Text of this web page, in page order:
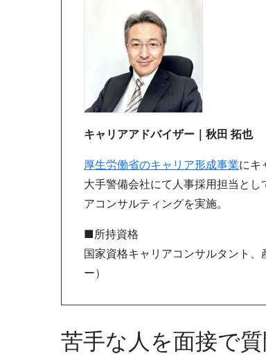
キャリアアドバイザー｜秋田 拓也
厚生労働省のキャリア形成事業にキ
大手警備会社にて人事採用担当と
アコンサルティングを実施。
■所持資格
国家資格キャリアコンサルタント
ー）
苦手な人を面接で